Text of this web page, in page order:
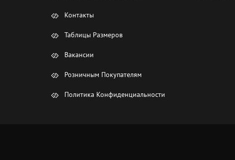
Контакты
Таблицы Размеров
Вакансии
Розничным Покупателям
Политика Конфиденциальности